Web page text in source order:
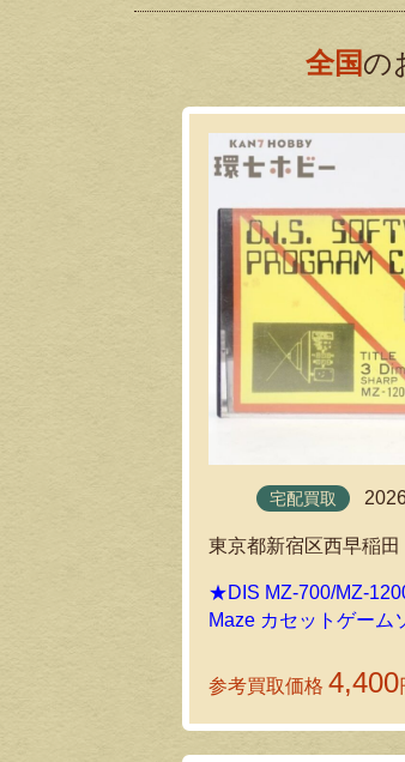
全国の
宅配買取
東京都新宿区西早稲田
★DIS MZ-700/MZ-
Maze カセットゲーム
参考買取価格 4,400